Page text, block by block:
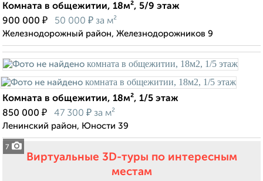
Комната в общежитии, 18м², 5/9 этаж
900 000 ₽ 50 000 ₽ за м²
Железнодорожный район, Железнодорожников 9
7
Комната в общежитии, 18м², 1/5 этаж
850 000 ₽ 47 300 ₽ за м²
Ленинский район, Юности 39
Виртуальные 3D-туры по интересным
местам